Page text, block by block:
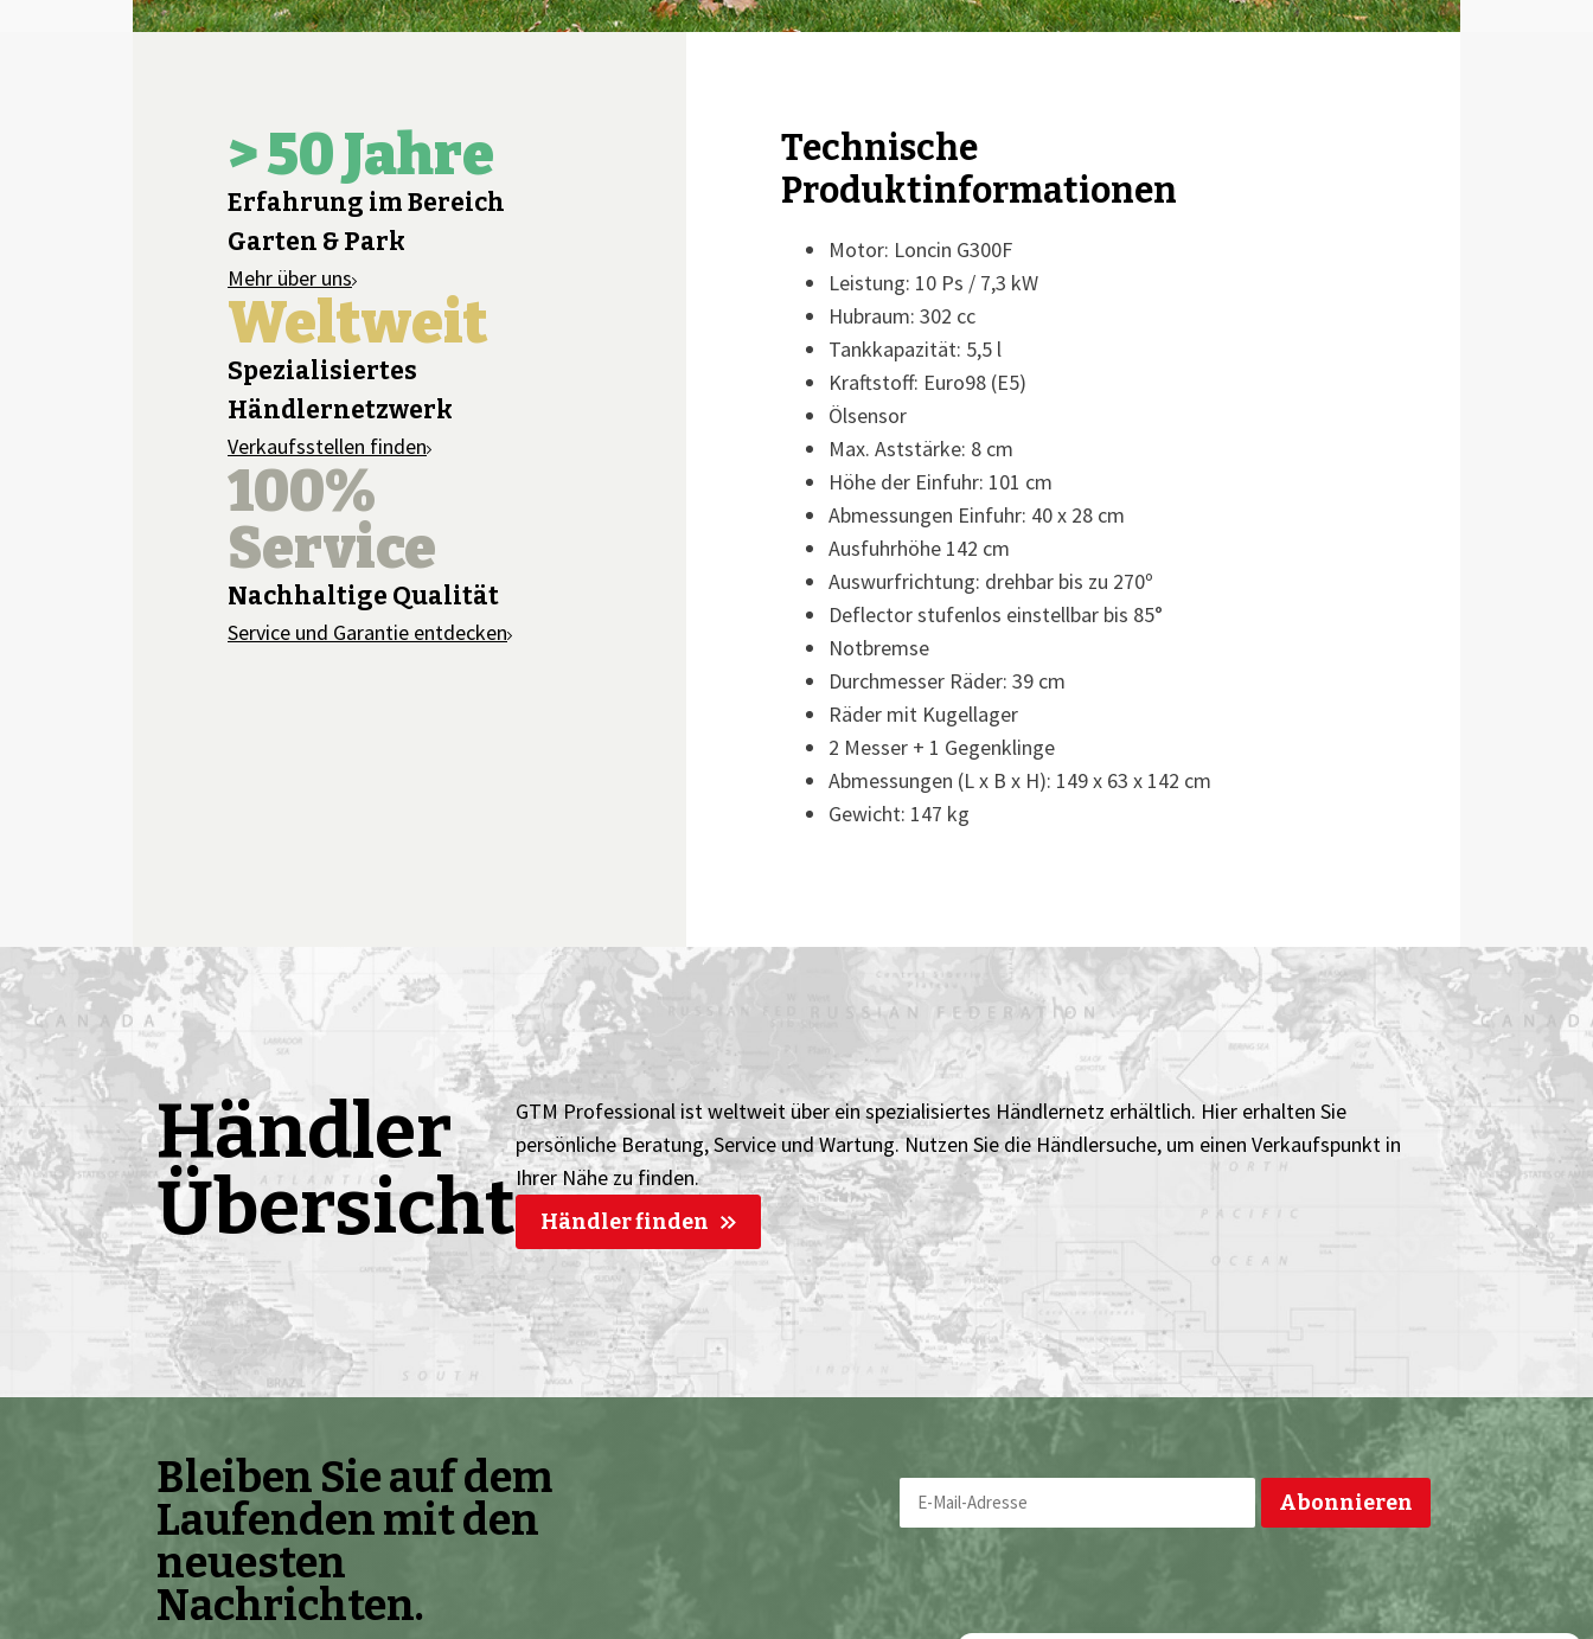
> 50 Jahre
Erfahrung im Bereich
Garten & Park
Mehr über uns
Weltweit
Spezialisiertes
Händlernetzwerk
Verkaufsstellen finden
100%
Service
Nachhaltige Qualität
Service und Garantie entdecken
Technische
Produktinformationen
Motor: Loncin G300F
Leistung: 10 Ps / 7,3 kW
Hubraum: 302 cc
Tankkapazität: 5,5 l
Kraftstoff: Euro98 (E5)
Ölsensor
Max. Aststärke: 8 cm
Höhe der Einfuhr: 101 cm
Abmessungen Einfuhr: 40 x 28 cm
Ausfuhrhöhe 142 cm
Auswurfrichtung: drehbar bis zu 270º
Deflector stufenlos einstellbar bis 85°
Notbremse
Durchmesser Räder: 39 cm
Räder mit Kugellager
2 Messer + 1 Gegenklinge
Abmessungen (L x B x H): 149 x 63 x 142 cm
Gewicht: 147 kg
Händler
Übersicht
GTM Professional ist weltweit über ein spezialisiertes Händlernetz erhältlich. Hier erhalten Sie
persönliche Beratung, Service und Wartung. Nutzen Sie die Händlersuche, um einen Verkaufspunkt in
Ihrer Nähe zu finden.
Händler finden
Bleiben Sie auf dem
Laufenden mit den
neuesten
Nachrichten.
Mail-
Adresse
(erforderlich)